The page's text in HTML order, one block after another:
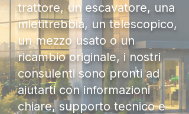
trattore, un escavatore, una
mietitrebbia, un telescopico,
un mezzo usato o un
ricambio originale, i nostri
consulenti sono pronti ad
aiutarti con informazioni
chiare, supporto tecnico e